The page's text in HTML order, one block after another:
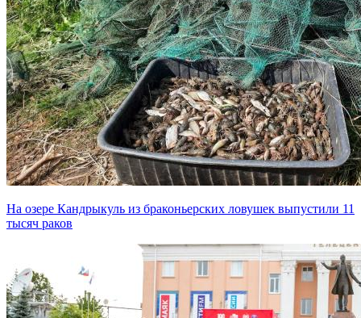
На озере Кандрыкуль из браконьерских ловушек выпустили 11
тысяч раков